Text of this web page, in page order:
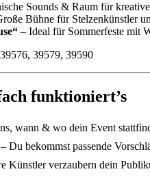
Sounds & Raum für
Bühne für Stelzenkünstler
– Ideal für Sommerfeste mit
39579, 39590
funktioniert’s
wann & wo dein Event
– Du bekommst passende
Künstler verzaubern dein